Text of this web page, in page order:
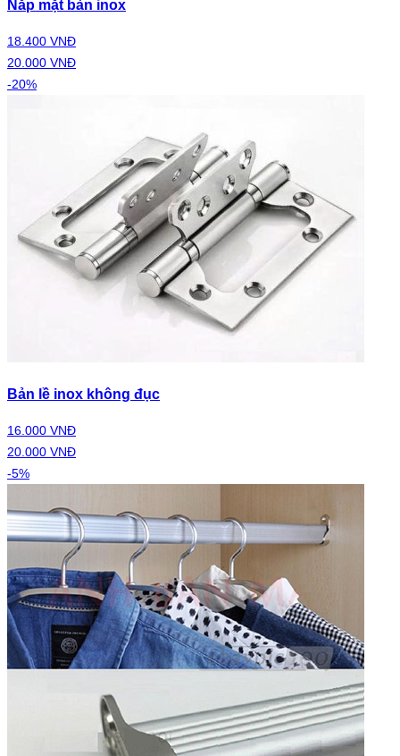
Nắp mặt bàn inox
18.400 VNĐ
20.000 VNĐ
-20%
Bản lề inox không đục
16.000 VNĐ
20.000 VNĐ
-5%